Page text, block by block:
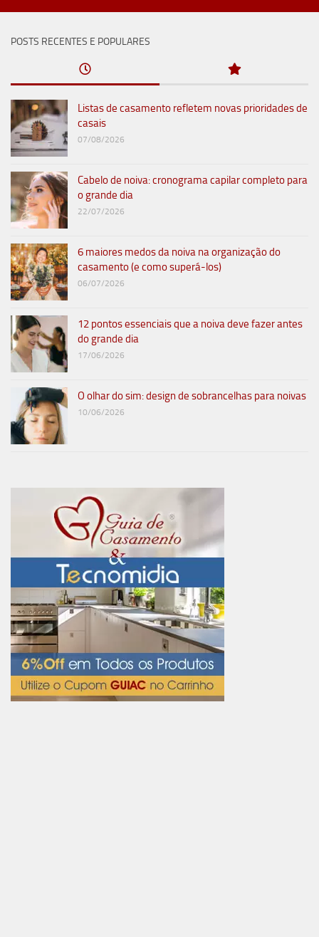
POSTS RECENTES E POPULARES
Listas de casamento refletem novas prioridades de
casais
07/08/2026
Cabelo de noiva: cronograma capilar completo para
o grande dia
22/07/2026
6 maiores medos da noiva na organização do
casamento (e como superá-los)
06/07/2026
12 pontos essenciais que a noiva deve fazer antes
do grande dia
17/06/2026
O olhar do sim: design de sobrancelhas para noivas
10/06/2026